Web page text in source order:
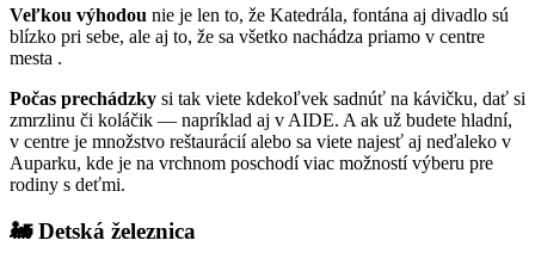
Veľkou výhodou nie je len to, že Katedrála, fontána aj divadlo sú
blízko pri sebe, ale aj to, že sa všetko nachádza priamo v centre
mesta .
Počas prechádzky si tak viete kdekoľvek sadnúť na kávičku, dať si
zmrzlinu či koláčik — napríklad aj v AIDE. A ak už budete hladní,
v centre je množstvo reštaurácií alebo sa viete najesť aj neďaleko v
Auparku, kde je na vrchnom poschodí viac možností výberu pre
rodiny s deťmi.
🚂 Detská železnica